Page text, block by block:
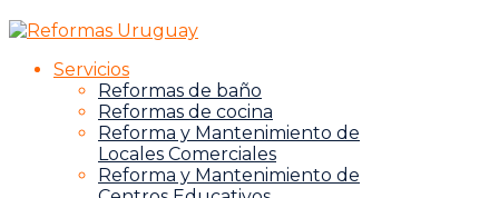
Servicios
Reformas de baño
Reformas de cocina
Reforma y Mantenimiento de
Locales Comerciales
Reforma y Mantenimiento de